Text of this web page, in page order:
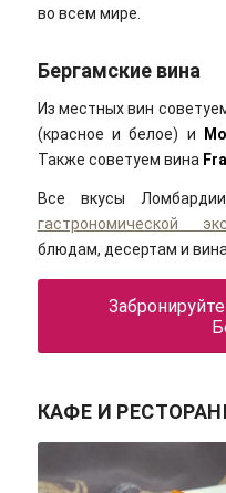
во всем мире.
Бергамские вина
Из местных вин
(красное и белое) и
Также советуем вина
Все вкусы
гастрономической
блюдам, десертам и
КАФЕ И